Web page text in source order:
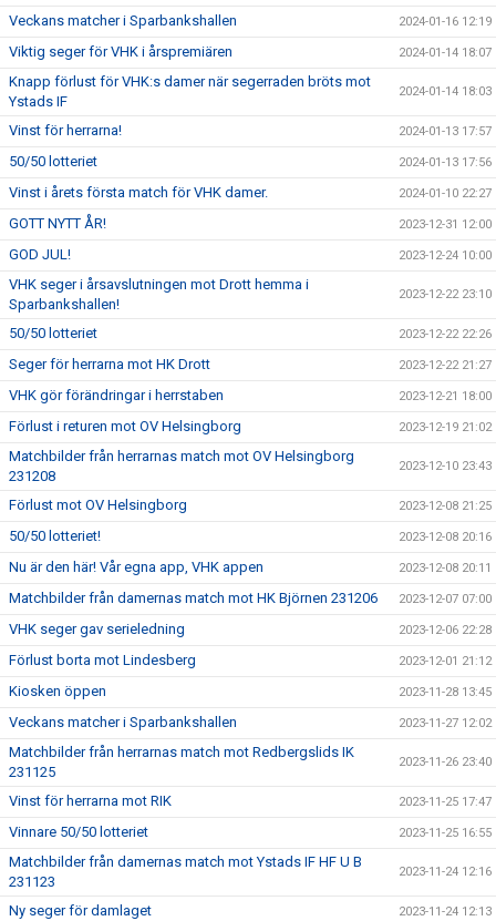
Veckans matcher i Sparbankshallen 2024-01-16 12:19
Viktig seger för VHK i årspremiären 2024-01-14 18:07
Knapp förlust för VHK:s damer när segerraden bröts mot
Ystads IF
2024-01-14 18:03
Vinst för herrarna! 2024-01-13 17:57
50/50 lotteriet 2024-01-13 17:56
Vinst i årets första match för VHK damer. 2024-01-10 22:27
GOTT NYTT ÅR! 2023-12-31 12:00
GOD JUL! 2023-12-24 10:00
VHK seger i årsavslutningen mot Drott hemma i
Sparbankshallen!
2023-12-22 23:10
50/50 lotteriet 2023-12-22 22:26
Seger för herrarna mot HK Drott 2023-12-22 21:27
VHK gör förändringar i herrstaben 2023-12-21 18:00
Förlust i returen mot OV Helsingborg 2023-12-19 21:02
Matchbilder från herrarnas match mot OV Helsingborg
231208
2023-12-10 23:43
Förlust mot OV Helsingborg 2023-12-08 21:25
50/50 lotteriet! 2023-12-08 20:16
Nu är den här! Vår egna app, VHK appen 2023-12-08 20:11
Matchbilder från damernas match mot HK Björnen 231206 2023-12-07 07:00
VHK seger gav serieledning 2023-12-06 22:28
Förlust borta mot Lindesberg 2023-12-01 21:12
Kiosken öppen 2023-11-28 13:45
Veckans matcher i Sparbankshallen 2023-11-27 12:02
Matchbilder från herrarnas match mot Redbergslids IK
231125
2023-11-26 23:40
Vinst för herrarna mot RIK 2023-11-25 17:47
Vinnare 50/50 lotteriet 2023-11-25 16:55
Matchbilder från damernas match mot Ystads IF HF U B
231123
2023-11-24 12:16
Ny seger för damlaget 2023-11-24 12:13